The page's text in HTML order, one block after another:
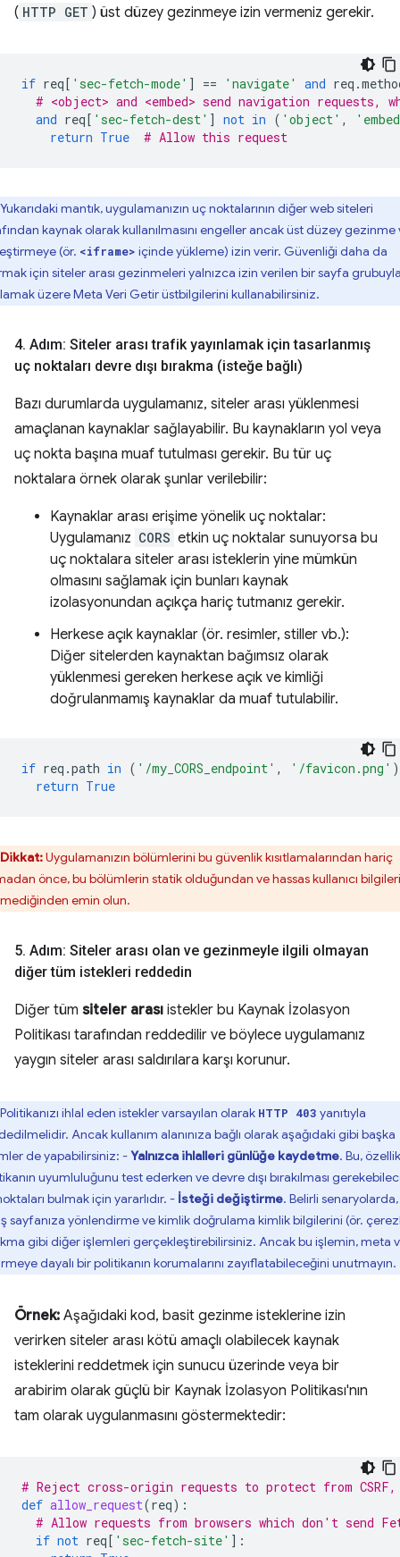
( HTTP GET ) üst düzey gezinmeye izin vermeniz gerekir.
if req [ 'sec-fetch-mode' ] == 'navigate' and req .
# <object> and <embed> send navigation requests,
and req [ 'sec-fetch-dest' ] not in ( 'object' ,
return True # Allow this request
Yukarıdaki mantık, uygulamanızın uç noktalarının diğer web siteleri
kaynak olarak kullanılmasını engeller ancak üst düzey gezinme
(ör. <iframe> içinde yükleme) izin verir. Güvenliği daha da
için siteler arası gezinmeleri yalnızca izin verilen bir sayfa
üzere Meta Veri Getir üstbilgilerini kullanabilirsiniz.
4. Adım: Siteler arası trafik yayınlamak için tasarlanmış
uç noktaları devre dışı bırakma (isteğe bağlı)
Bazı durumlarda uygulamanız, siteler arası yüklenmesi
amaçlanan kaynaklar sağlayabilir. Bu kaynakların yol veya
uç nokta başına muaf tutulması gerekir. Bu tür uç
noktalara örnek olarak şunlar verilebilir:
Kaynaklar arası erişime yönelik uç noktalar:
Uygulamanız CORS etkin uç noktalar sunuyorsa bu
uç noktalara siteler arası isteklerin yine mümkün
olmasını sağlamak için bunları kaynak
izolasyonundan açıkça hariç tutmanız gerekir.
Herkese açık kaynaklar (ör. resimler, stiller vb.):
Diğer sitelerden kaynaktan bağımsız olarak
yüklenmesi gereken herkese açık ve kimliği
doğrulanmamış kaynaklar da muaf tutulabilir.
if req .path in ( '/my_CORS_endpoint' , '/favicon.png'
return True
Dikkat:Uygulamanızın bölümlerini bu güvenlik kısıtlamalarından hariç
önce, bu bölümlerin statik olduğundan ve hassas kullanıcı bilgileri
emin olun.
5. Adım: Siteler arası olan ve gezinmeyle ilgili olmayan
diğer tüm istekleri reddedin
Diğer tüm siteler arası istekler bu Kaynak İzolasyon
Politikası tarafından reddedilir ve böylece uygulamanız
yaygın siteler arası saldırılara karşı korunur.
Politikanızı ihlal eden istekler varsayılan olarak HTTP 403 yanıtıyla
Ancak kullanım alanınıza bağlı olarak aşağıdaki gibi başka
de yapabilirsiniz: -Yalnızca ihlalleri günlüğe kaydetme. Bu,
uyumluluğunu test ederken ve devre dışı bırakılması
bulmak için yararlıdır. - İsteği değiştirme. Belirli senaryolarda,
sayfanıza yönlendirme ve kimlik doğrulama kimlik bilgilerini (ör.
gibi diğer işlemleri gerçekleştirebilirsiniz. Ancak bu işlemin, meta
dayalı bir politikanın korumalarını zayıflatabileceğini unutmayın.
Örnek: Aşağıdaki kod, basit gezinme isteklerine izin
verirken siteler arası kötü amaçlı olabilecek kaynak
isteklerini reddetmek için sunucu üzerinde veya bir
arabirim olarak güçlü bir Kaynak İzolasyon Politikası'nın
tam olarak uygulanmasını göstermektedir:
# Reject cross-origin requests to protect from CSRF,
def allow_request(req):
# Allow requests from browsers which don't send
if not req [ 'sec-fetch-site' ]: